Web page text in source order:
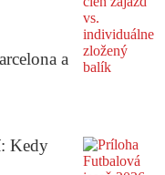
a
Kedy